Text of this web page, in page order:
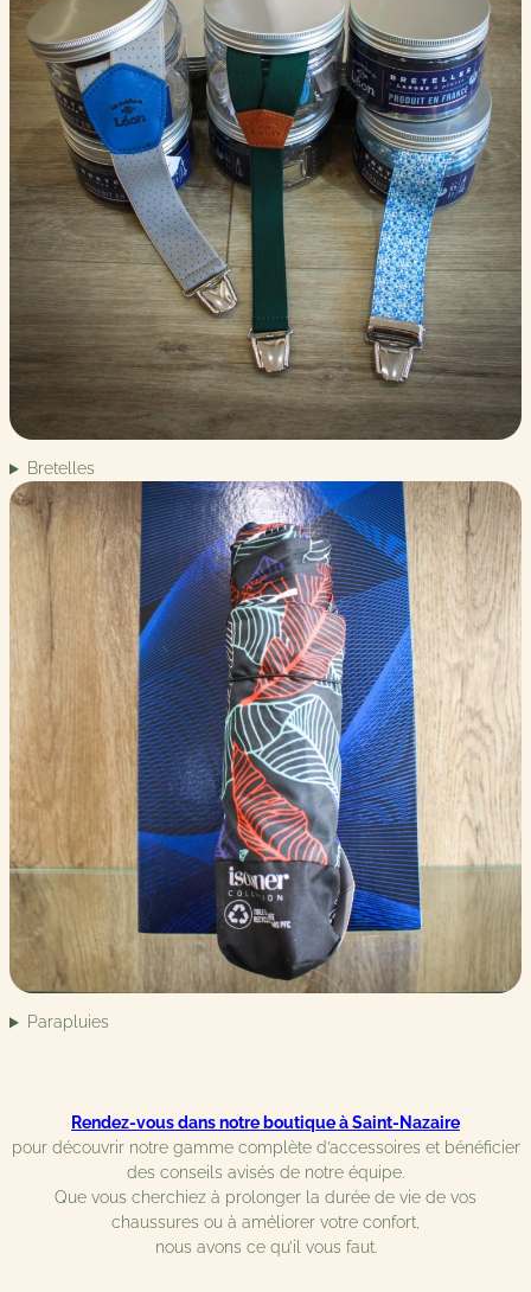
Bretelles
Parapluies
Rendez-vous dans notre boutique à Saint-Nazaire
pour découvrir notre gamme complète d’accessoires et bénéficier
des conseils avisés de notre équipe.
Que vous cherchiez à prolonger la durée de vie de vos
chaussures ou à améliorer votre confort,
nous avons ce qu’il vous faut.